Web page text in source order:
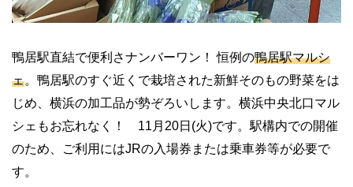
鴨居駅直結で便利さナンバーワン！ 恒例の鴨居駅マルシ
ェ。鴨居駅のすぐ近くで栽培された新鮮そのもの野菜をは
じめ、横浜の加工品が勢ぞろいします。横浜中央北口マル
シェもお忘れなく！ 11月20日(火)です。駅構内での開催
のため、ご利用にはJRの入場券または乗車券等が必要で
す。